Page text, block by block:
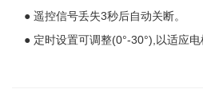
● 遥控信号丢失3秒后自动关断。
● 定时设置可调整(0°-30°),以适应电